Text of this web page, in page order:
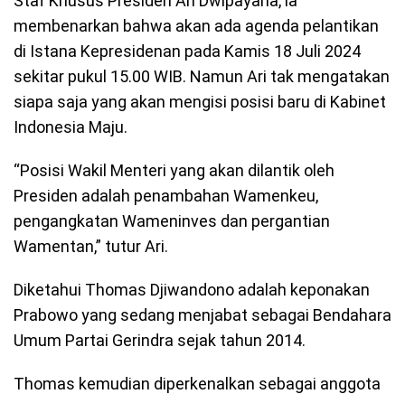
membenarkan bahwa akan ada agenda pelantikan
di Istana Kepresidenan pada Kamis 18 Juli 2024
sekitar pukul 15.00 WIB. Namun Ari tak mengatakan
siapa saja yang akan mengisi posisi baru di Kabinet
Indonesia Maju.
“Posisi Wakil Menteri yang akan dilantik oleh
Presiden adalah penambahan Wamenkeu,
pengangkatan Wameninves dan pergantian
Wamentan,” tutur Ari.
Diketahui Thomas Djiwandono adalah keponakan
Prabowo yang sedang menjabat sebagai Bendahara
Umum Partai Gerindra sejak tahun 2014.
Thomas kemudian diperkenalkan sebagai anggota